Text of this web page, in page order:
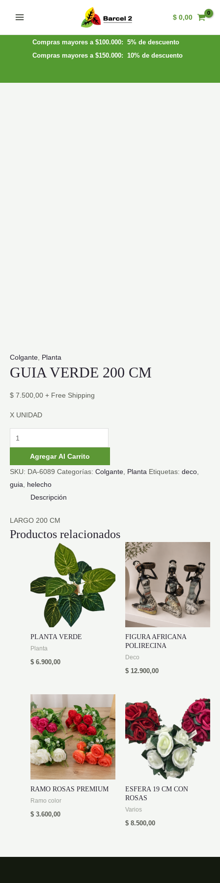
Menu
$ 0,00
Compras mayores a $100.000: 5% de descuento
Compras mayores a $150.000: 10% de descuento
Colgante Planta
GUIA VERDE 200 CM
$ 7.500,00 + Free Shipping
X UNIDAD
GUIA
VERDE
CM
cantidad
Agregar Al Carrito
SKU: DA-6089 Categorías: Colgante Planta Etiquetas: deco
guia
helecho
Descripción
LARGO 200 CM
Productos relacionados
PLANTA VERDE
Planta
$ 6.900,00
FIGURA AFRICANA
POLIRECINA
Deco
$ 12.900,00
RAMO ROSAS PREMIUM
Ramo color
$ 3.600,00
ESFERA 19 CM CON
ROSAS
Varios
$ 8.500,00